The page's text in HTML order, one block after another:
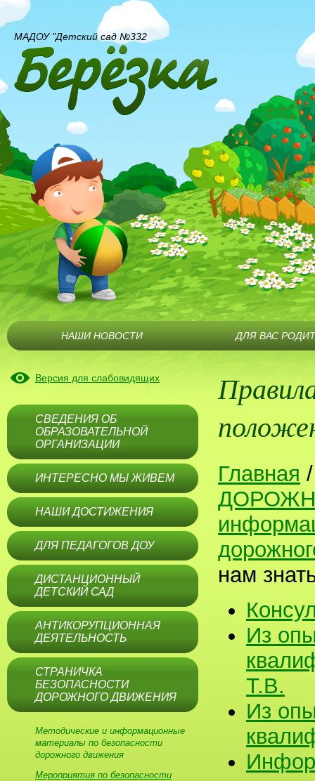
Версия для слабовидящих
СВЕДЕНИЯ ОБ
ОБРАЗОВАТЕЛЬНОЙ
ОРГАНИЗАЦИИ
ИНТЕРЕСНО МЫ ЖИВЕМ
НАШИ ДОСТИЖЕНИЯ
ДЛЯ ПЕДАГОГОВ ДОУ
ДИСТАНЦИОННЫЙ
ДЕТСКИЙ САД
АНТИКОРУПЦИОННАЯ
ДЕЯТЕЛЬНОСТЬ
СТРАНИЧКА
БЕЗОПАСНОСТИ
ДОРОЖНОГО ДВИЖЕНИЯ
Методические и информационные
материалы по безопасности
дорожного движения
Мероприятия по безопасности
Главная
нам
Из
Т.В.
Из
МАДОУ "Детский сад №332
НАШИ НОВОСТИ ДЛЯ ВАС